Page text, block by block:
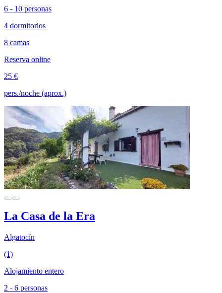
6 - 10 personas
4 dormitorios
8 camas
Reserva online
25 €
pers./noche (aprox.)
La Casa de la Era
Algatocín
(1)
Alojamiento entero
2 - 6 personas